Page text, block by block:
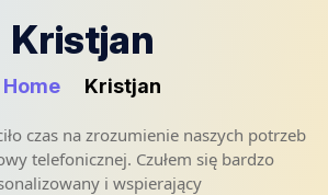
Kristjan
Home Kristjan
czas na zrozumienie naszych potrzeb
telefonicznej. Czułem się bardzo
i wspierający